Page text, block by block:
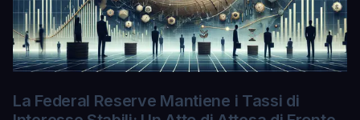
La Federal Reserve Mantiene i Tassi di